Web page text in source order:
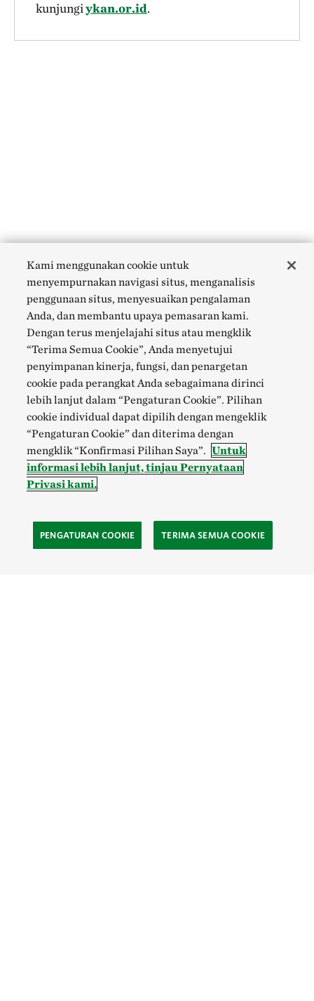
kunjungiykan.or.id.
Kami menggunakan cookie untuk
menyempurnakan navigasi situs, menganalisis
penggunaan situs, menyesuaikan pengalaman
Anda, dan membantu upaya pemasaran kami.
Dengan terus menjelajahi situs atau mengklik
“Terima Semua Cookie”, Anda menyetujui
penyimpanan kinerja, fungsi, dan penargetan
cookie pada perangkat Anda sebagaimana dirinci
lebih lanjut dalam “Pengaturan Cookie”. Pilihan
cookie individual dapat dipilih dengan mengeklik
“Pengaturan Cookie” dan diterima dengan
mengklik “Konfirmasi Pilihan Saya”. Untuk
informasi lebih lanjut, tinjau Pernyataan
Privasi kami.
PENGATURAN COOKIE TERIMA SEMUA COOKIE